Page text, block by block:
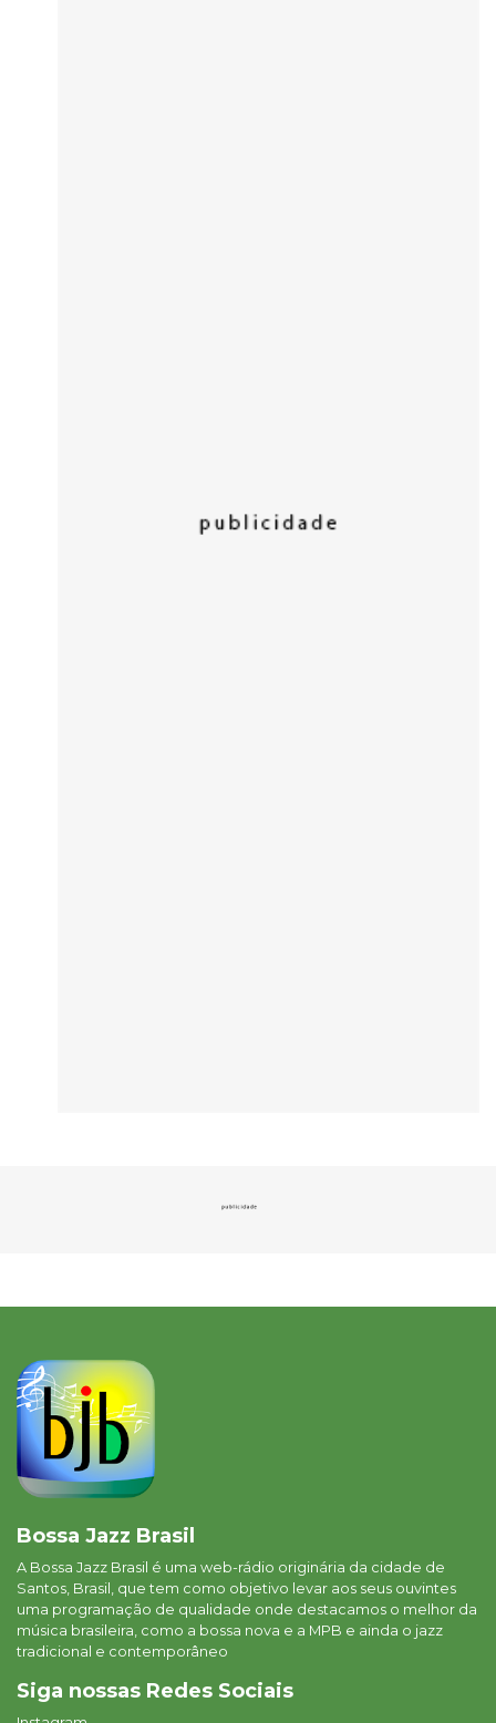
Bossa Jazz Brasil
A Bossa Jazz Brasil é uma web-rádio originária da cidade de
Santos, Brasil, que tem como objetivo levar aos seus ouvintes
uma programação de qualidade onde destacamos o melhor da
música brasileira, como a bossa nova e a MPB e ainda o jazz
tradicional e contemporâneo
Siga nossas Redes Sociais